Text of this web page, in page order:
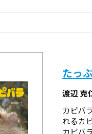
たっ
渡辺 克
カピバ
れるカ
カピバ